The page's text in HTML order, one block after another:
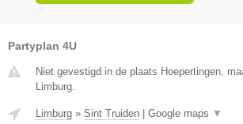
Partyplan 4U
Niet gevestigd in de plaats Hoepertingen,
Limburg.
Limburg » Sint Truiden Google maps ▼